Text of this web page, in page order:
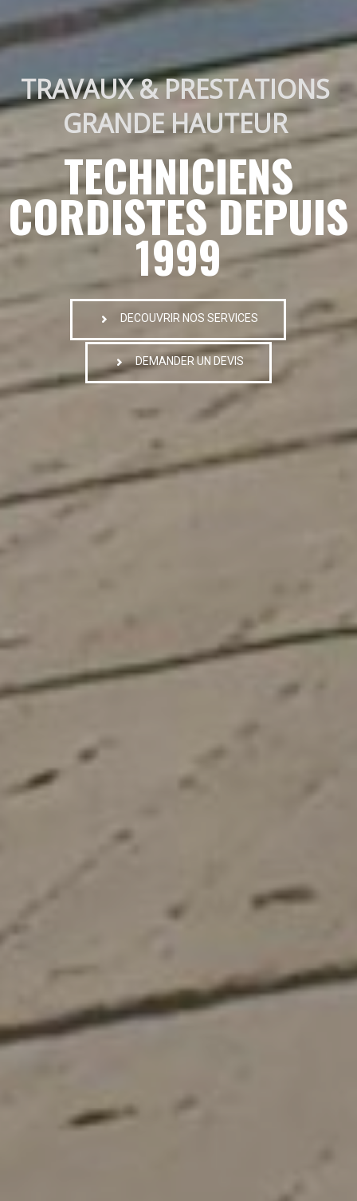
TRAVAUX & PRESTATIONS
GRANDE HAUTEUR
TECHNICIENS
CORDISTES DEPUIS
1999
DECOUVRIR NOS SERVICES
DEMANDER UN DEVIS